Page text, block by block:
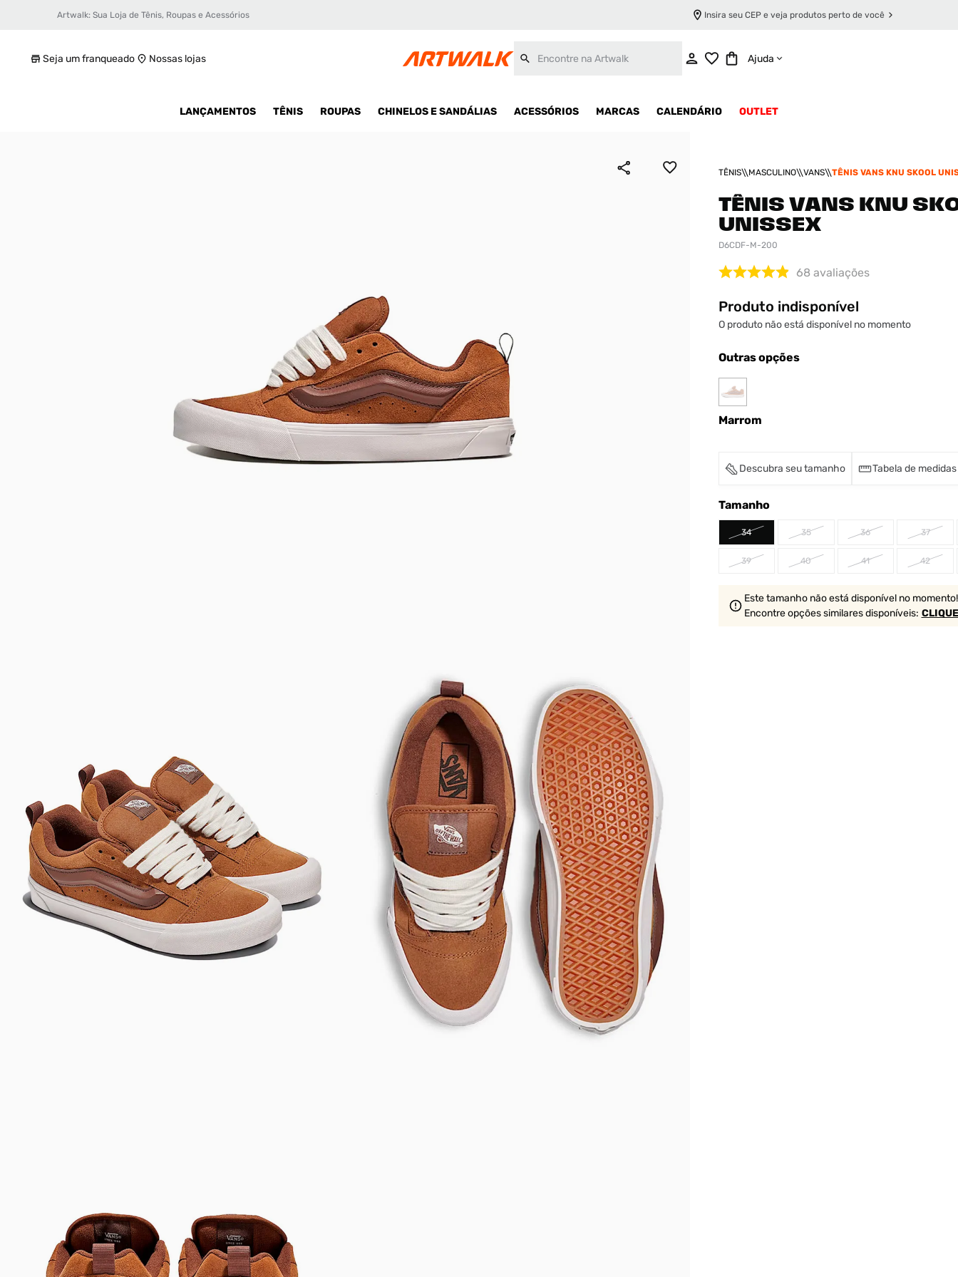
Artwalk: Sua Loja de Tênis, Roupas e Acessórios Insira seu CEP e veja produtos perto de você
Seja um franqueado Nossas lojas Ajuda
LANÇAMENTOS TÊNIS ROUPAS CHINELOS E SANDÁLIAS ACESSÓRIOS MARCAS CALENDÁRIO OUTLET
TÊNIS MASCULINO VANS TÊNIS VANS KNU SKOOL
TÊNIS VANS KNU
UNISSEX
D6CDF-M-200
68 avaliações
Produto indisponível
O produto não está disponível no momento
Outras opções
Marrom
Descubra seu tamanho Tabela de medidas
Tamanho
34 35 36 37
39 40 41 42
Este tamanho não está disponível no momento!
Encontre opções similaresdisponíveis:
Tênis Vans Knu Skool Unissex